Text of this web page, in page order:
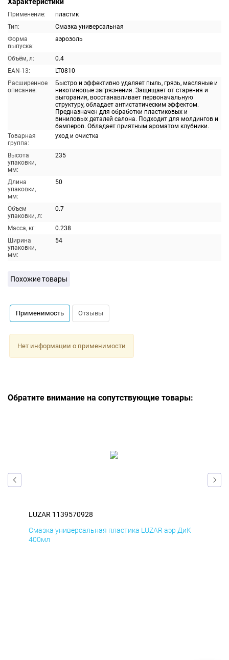
Применение:
пластик
Тип:
Смазка универсальная
Форма
выпуска:
аэрозоль
Объём, л:
0.4
EAN-13:
LT0810
Расширенное
описание:
Быстро и эффективно удаляет пыль, грязь, масляные и
никотиновые загрязнения. Защищает от старения и
выгорания, восстанавливает первоначальную
структуру, обладает антистатическим эффектом.
Предназначен для обработки пластиковых и
виниловых деталей салона. Подходит для молдингов и
бамперов. Обладает приятным ароматом клубники.
Товарная
группа:
уход и очистка
Высота
упаковки,
мм:
235
Длина
упаковки,
мм:
50
Объем
упаковки, л:
0.7
Масса, кг:
0.238
Ширина
упаковки,
мм:
54
Похожие товары
Применимость Отзывы
Нет информации о применимости
Обратите внимание на сопутствующие товары:
LUZAR 1139570928
Смазка универсальная пластика LUZAR аэр ДиК
400мл